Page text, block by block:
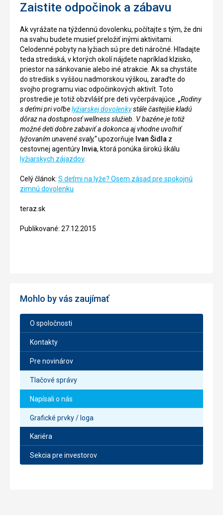
Zaistite odpočinok a zábavu
Ak vyrážate na týždennú dovolenku, počítajte s tým, že dni
na svahu budete musieť preložiť inými aktivitami.
Celodenné pobyty na lyžiach sú pre deti náročné. Hľadajte
teda strediská, v ktorých okolí nájdete napríklad klzisko,
priestor na sánkovanie alebo iné atrakcie. Ak sa chystáte
do stredísk s vyššou nadmorskou výškou, zaraďte do
svojho programu viac odpočinkových aktivít. Toto
prostredie je totiž obzvlášť pre deti vyčerpávajúce. „Rodiny
s deťmi pri voľbelyžiarskej dovolenkystále častejšie kladú
dôraz na dostupnosť wellness služieb. V bazéne je totiž
možné deti dobre zabaviť a dokonca aj vhodne uvoľniť
lyžovaním unavené svaly,“upozorňuje Ivan Šidla z
cestovnej agentúry Invia, ktorá ponúka širokú škálu
lyžiarskych zájazdov.
Celý článok: S deťmi na lyže? Osem zásad pre spokojnú
zimnú dovolenku
teraz.sk
Publikované: 27.12.2015
Mohlo by vás zaujímať
O spoločnosti
Kontakty
Pre novinárov
Tlačové správy
Napísali o nás
Grafické prvky / loga
Kariéra
Sekcia pre investorov